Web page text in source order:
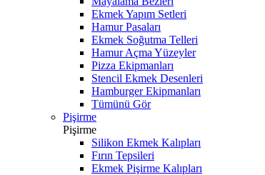
Ekmek Yapım Setleri
Hamur Pasaları
Ekmek Soğutma Telleri
Hamur Açma Yüzeyler
Pizza Ekipmanları
Stencil Ekmek Desenleri
Hamburger Ekipmanları
Tümünü Gör
Pişirme
Pişirme
Silikon Ekmek Kalıpları
Fırın Tepsileri
Ekmek Pişirme Kalıpları